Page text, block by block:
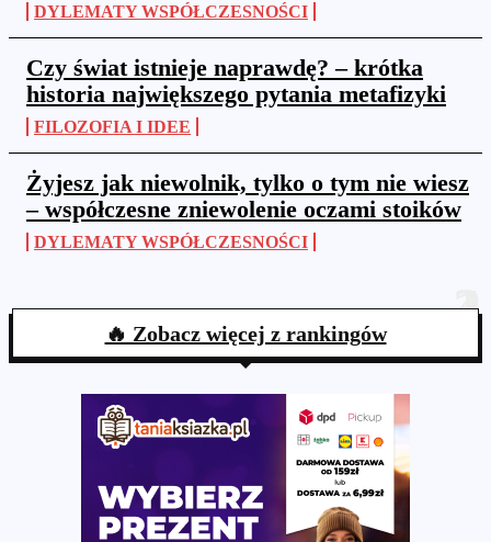
DYLEMATY WSPÓŁCZESNOŚCI
Czy świat istnieje naprawdę? – krótka
historia największego pytania metafizyki
FILOZOFIA I IDEE
Żyjesz jak niewolnik, tylko o tym nie wiesz
– współczesne zniewolenie oczami stoików
DYLEMATY WSPÓŁCZESNOŚCI
🔥 Zobacz więcej z rankingów